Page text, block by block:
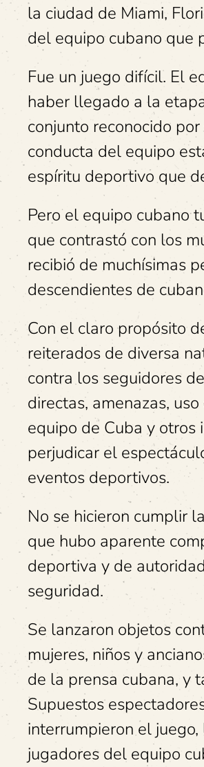
la ciudad de Miami,
del equipo cubano que
Fue un juego difícil. El
haber llegado a la
conjunto reconocido
conducta del equipo
espíritu deportivo que
Pero el equipo cubano
que contrastó con los
recibió de muchísimas
descendientes de
Con el claro propósito
reiterados de diversa
contra los seguidores
directas, amenazas,
equipo de Cuba y
perjudicar el
eventos deportivos.
No se hicieron cumplir
que hubo aparente
deportiva y de
seguridad.
Se lanzaron objetos
mujeres, niños y
de la prensa cubana, y
Supuestos
interrumpieron el
jugadores del equipo